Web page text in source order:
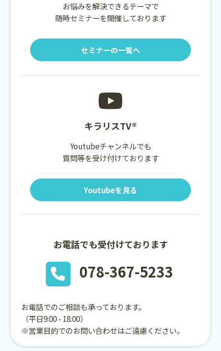
お悩みを解決できるテーマで
随時セミナーを開催しております
セミナーの一覧へ
キラリスTV®
Youtubeチャンネルでも
質問等を受け付けております
Youtubeを見る
お電話でも受付けております
078-367-5233
お電話でのご相談も承っております。
（平日9:00 - 18:00）
※営業目的でのお問い合わせはご遠慮ください。